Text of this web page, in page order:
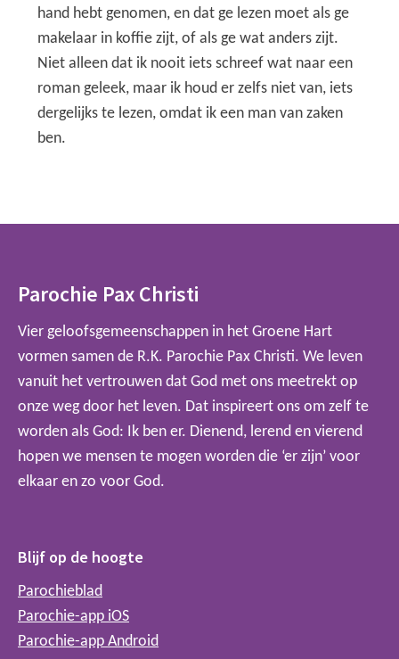
hand hebt genomen, en dat ge lezen moet als ge
makelaar in koffie zijt, of als ge wat anders zijt.
Niet alleen dat ik nooit iets schreef wat naar een
roman geleek, maar ik houd er zelfs niet van, iets
dergelijks te lezen, omdat ik een man van zaken
ben.
Parochie Pax Christi
Vier geloofsgemeenschappen in het Groene Hart
vormen samen de R.K. Parochie Pax Christi. We leven
vanuit het vertrouwen dat God met ons meetrekt op
onze weg door het leven. Dat inspireert ons om zelf te
worden als God: Ik ben er. Dienend, lerend en vierend
hopen we mensen te mogen worden die ‘er zijn’ voor
elkaar en zo voor God.
Blijf op de hoogte
Parochieblad
Parochie-app iOS
Parochie-app Android